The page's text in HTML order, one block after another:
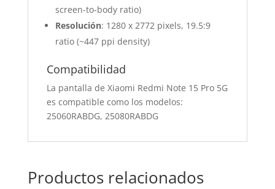
screen-to-body ratio)
Resolución: 1280 x 2772 pixels, 19.5:9
ratio (~447 ppi density)
Compatibilidad
La pantalla de Xiaomi Redmi Note 15 Pro 5G
es compatible como los modelos:
25060RABDG, 25080RABDG
Productos relacionados